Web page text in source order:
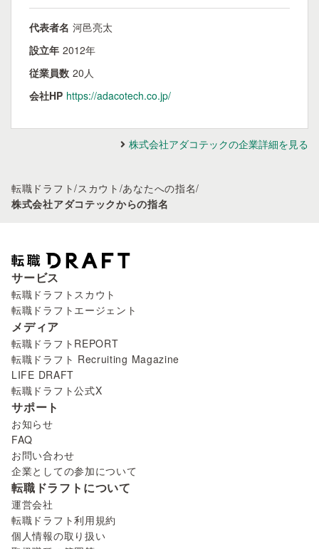
代表者名 河邑亮太
設立年 2012年
従業員数 20人
会社HP https://adacotech.co.jp/
株式会社アダコテックの企業詳細を見る
転職ドラフト/スカウト /あなたへの指名/
株式会社アダコテックからの指名
サービス
転職ドラフトスカウト
転職ドラフトエージェント
メディア
転職ドラフトREPORT
転職ドラフト Recruiting Magazine
LIFE DRAFT
転職ドラフト公式X
サポート
お知らせ
FAQ
お問い合わせ
企業としての参加について
転職ドラフトについて
運営会社
転職ドラフト利用規約
個人情報の取り扱い